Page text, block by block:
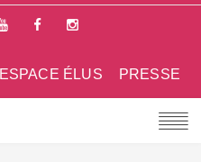
PRESSE
ESPACE ÉLUS